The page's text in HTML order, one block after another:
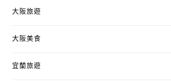
大阪旅遊
大阪美食
宜蘭旅遊